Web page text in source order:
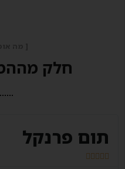
חלק
תום פרנקל




